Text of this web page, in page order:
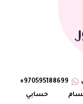
970595188699+
حسابي